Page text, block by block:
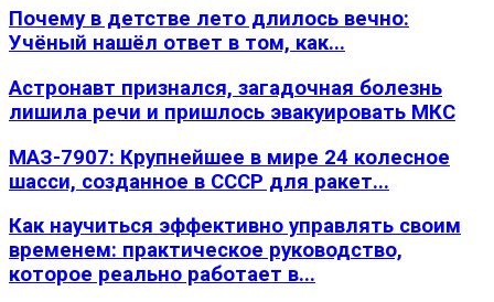
Почему в детстве лето длилось вечно:
Учёный нашёл ответ в том, как...
Астронавт признался, загадочная болезнь
лишила речи и пришлось эвакуировать МКС
МАЗ-7907: Крупнейшее в мире 24 колесное
шасси, созданное в СССР для ракет...
Как научиться эффективно управлять своим
временем: практическое руководство,
которое реально работает в...